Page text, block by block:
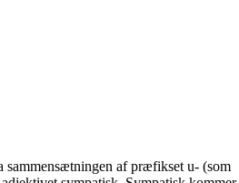
sammensætningen af præfikset u- (som